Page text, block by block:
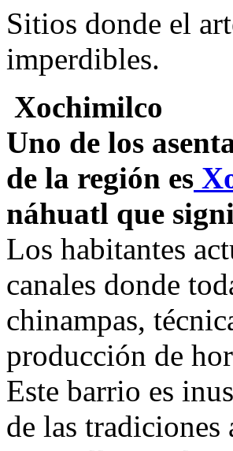
Sitios donde el
imperdibles.
Xochimilco
Uno de los
de la región es
náhuatl que
Los habitantes
canales donde
chinampas,
producción de
Este barrio es
de las